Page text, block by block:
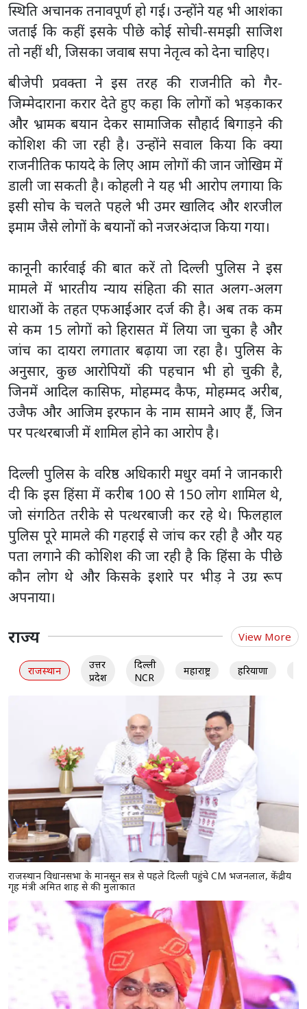
स्थिति अचानक तनावपूर्ण हो गई। उन्होंने यह भी आशंका
जताई कि कहीं इसके पीछे कोई सोची-समझी साजिश
तो नहीं थी, जिसका जवाब सपा नेतृत्व को देना चाहिए।
बीजेपी प्रवक्ता ने इस तरह की राजनीति को गैर-
जिम्मेदाराना करार देते हुए कहा कि लोगों को भड़काकर
और भ्रामक बयान देकर सामाजिक सौहार्द बिगाड़ने की
कोशिश की जा रही है। उन्होंने सवाल किया कि क्या
राजनीतिक फायदे के लिए आम लोगों की जान जोखिम में
डाली जा सकती है। कोहली ने यह भी आरोप लगाया कि
इसी सोच के चलते पहले भी उमर खालिद और शरजील
इमाम जैसे लोगों के बयानों को नजरअंदाज किया गया।
कानूनी कार्रवाई की बात करें तो दिल्ली पुलिस ने इस
मामले में भारतीय न्याय संहिता की सात अलग-अलग
धाराओं के तहत एफआईआर दर्ज की है। अब तक कम
से कम 15 लोगों को हिरासत में लिया जा चुका है और
जांच का दायरा लगातार बढ़ाया जा रहा है। पुलिस के
अनुसार, कुछ आरोपियों की पहचान भी हो चुकी है,
जिनमें आदिल कासिफ, मोहम्मद कैफ, मोहम्मद अरीब,
उजैफ और आजिम इरफान के नाम सामने आए हैं, जिन
पर पत्थरबाजी में शामिल होने का आरोप है।
दिल्ली पुलिस के वरिष्ठ अधिकारी मधुर वर्मा ने जानकारी
दी कि इस हिंसा में करीब 100 से 150 लोग शामिल थे,
जो संगठित तरीके से पत्थरबाजी कर रहे थे। फिलहाल
पुलिस पूरे मामले की गहराई से जांच कर रही है और यह
पता लगाने की कोशिश की जा रही है कि हिंसा के पीछे
कौन लोग थे और किसके इशारे पर भीड़ ने उग्र रूप
अपनाया।
राज्य View More
राजस्थान
उत्तर
प्रदेश
दिल्ली
NCR
महाराष्ट्र हरियाणा
राजस्थान विधानसभा के मानसून सत्र से पहले दिल्ली पहुंचे CM भजनलाल, केंद्रीय
गृह मंत्री अमित शाह से की मुलाकात